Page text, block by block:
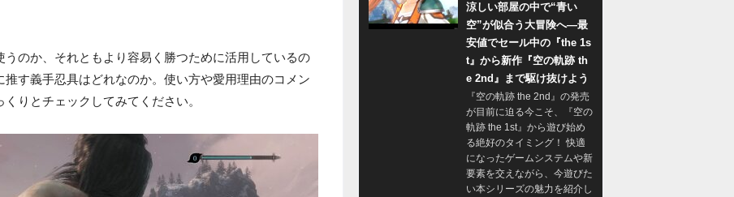
のか、それともより容易く勝つために活用しているの
す義手忍具はどれなのか。使い方や愛用理由のコメン
りとチェックしてみてください。
涼しい部屋の中で“青い
空”が似合う大冒険へ―最
安値でセール中の『the 1s
t』から新作『空の軌跡 th
e 2nd』まで駆け抜けよう
『空の軌跡 the 2nd』の発売
が目前に迫る今こそ、『空の
軌跡 the 1st』から遊び始め
る絶好のタイミング！ 快適
になったゲームシステムや新
要素を交えながら、今遊びた
い本シリーズの魅力を紹介し